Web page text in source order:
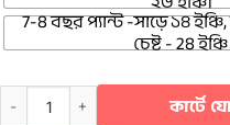
7-8 বছর প্যান্ট -সাড়ে ১৪ ইঞ্চি,
চেষ্ট - 28
Baby T-shirt Combo> 717 quantity
কার্টে